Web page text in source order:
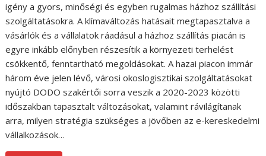
igény a gyors, minőségi és egyben rugalmas házhoz szállítási
szolgáltatásokra. A klímaváltozás hatásait megtapasztalva a
vásárlók és a vállalatok ráadásul a házhoz szállítás piacán is
egyre inkább előnyben részesítik a környezeti terhelést
csökkentő, fenntartható megoldásokat. A hazai piacon immár
három éve jelen lévő, városi okoslogisztikai szolgáltatásokat
nyújtó DODO szakértői sorra veszik a 2020-2023 közötti
időszakban tapasztalt változásokat, valamint rávilágítanak
arra, milyen stratégia szükséges a jövőben az e-kereskedelmi
vállalkozások…